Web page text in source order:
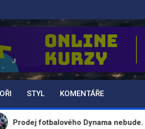
STYL KOMENTÁŘE
Dynama nebude. Majitelka